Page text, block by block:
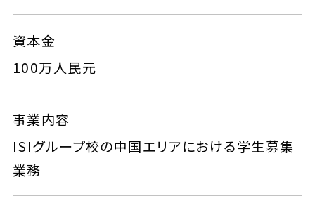
資本金
100万人民元
事業内容
ISIグループ校の中国エリアにおける学生募集
業務